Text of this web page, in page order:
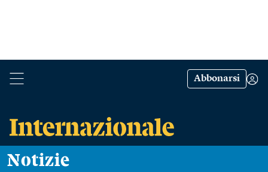
Abbonarsi
Notizie